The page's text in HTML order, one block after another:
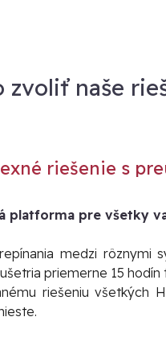
zvoliť naše
riešenie s
platforma pre všetky
medzi rôznymi
priemerne 15
riešeniu všetkých